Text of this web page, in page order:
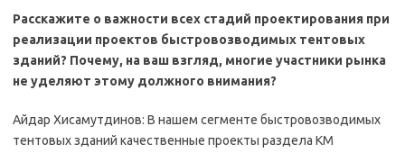
Расскажите о важности всех стадий проектирования при
реализации проектов быстровозводимых тентовых
зданий? Почему, на ваш взгляд, многие участники рынка
не уделяют этому должного внимания?
Айдар Хисамутдинов: В нашем сегменте быстровозводимых
тентовых зданий качественные проекты раздела КМ